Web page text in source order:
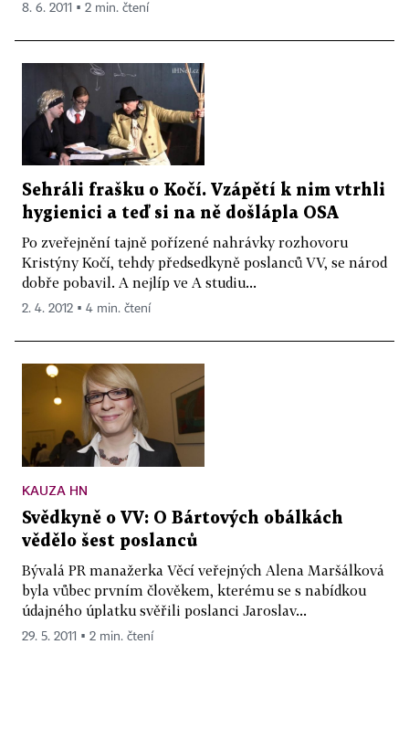
8. 6. 2011 ▪ 2 min. čtení
Sehráli frašku o Kočí. Vzápětí k nim vtrhli
hygienici a teď si na ně došlápla OSA
Po zveřejnění tajně pořízené nahrávky rozhovoru
Kristýny Kočí, tehdy předsedkyně poslanců VV, se národ
dobře pobavil. A nejlíp ve A studiu...
2. 4. 2012 ▪ 4 min. čtení
KAUZA HN
Svědkyně o VV: O Bártových obálkách
vědělo šest poslanců
Bývalá PR manažerka Věcí veřejných Alena Maršálková
byla vůbec prvním člověkem, kterému se s nabídkou
údajného úplatku svěřili poslanci Jaroslav...
29. 5. 2011 ▪ 2 min. čtení